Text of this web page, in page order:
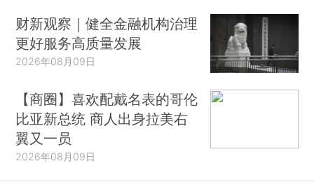
财新观察｜健全金融机构治理
更好服务高质量发展
2026年08月09日
【商圈】喜欢配戴名表的哥伦
比亚新总统 商人出身拉美右
翼又一员
2026年08月09日